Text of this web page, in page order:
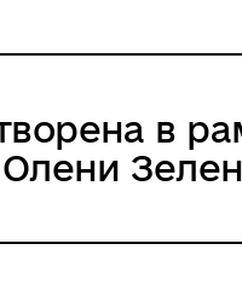
в